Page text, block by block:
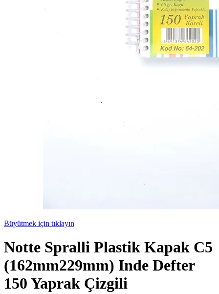
Büyütmek için tıklayın
Notte Spralli Plastik Kapak C5
(162mm229mm) Inde Defter
150 Yaprak Çizgili